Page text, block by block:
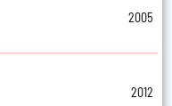
2005
2012